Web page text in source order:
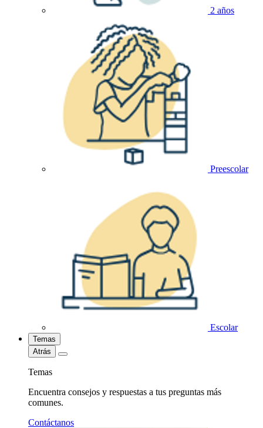
2 años
Preescolar
Escolar
Temas
Atrás
Temas
Encuentra consejos y respuestas a tus preguntas más
comunes.
Contáctanos